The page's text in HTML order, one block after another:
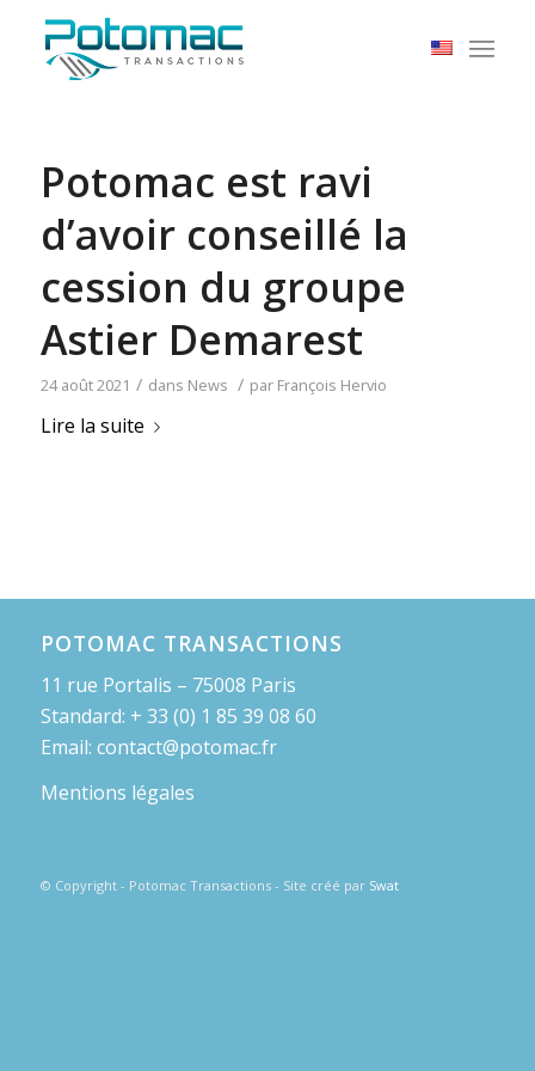
Potomac est ravi
d’avoir conseillé la
cession du groupe
Astier Demarest
24 août 2021 / dans News / par François Hervio
Lire la suite
POTOMAC TRANSACTIONS
11 rue Portalis – 75008 Paris
Standard: + 33 (0) 1 85 39 08 60
Email: contact@potomac.fr
Mentions légales
© Copyright - Potomac Transactions - Site créé par Swat